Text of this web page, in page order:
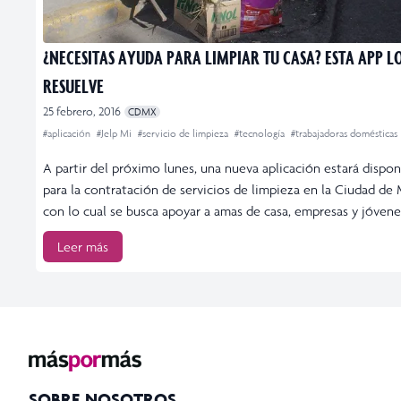
¿NECESITAS AYUDA PARA LIMPIAR TU CASA? ESTA APP
RESUELVE
25 febrero, 2016 CDMX
#aplicación #Jelp Mi #servicio de limpieza #tecnología #trabajadoras domésticas
A partir del próximo lunes, una nueva aplicación estará
para la contratación de servicios de limpieza en la Ciudad de
con lo cual se busca apoyar a amas de casa, empresas y
Leer más